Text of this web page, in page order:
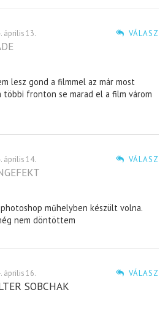
VÁLASZ
április 13.
lesz gond a filmmel az már most
többi fronton se marad el a film várom
VÁLASZ
április 14.
műhelyben készült volna.
nem döntöttem
VÁLASZ
április 16.
SOBCHAK